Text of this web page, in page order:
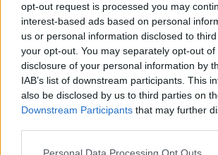
opt-out request is processed you may
interest-based ads based on personal
us or personal information disclosed to
your opt-out. You may separately opt-out
disclosure of your personal information by
IAB’s list of downstream participants. This
also be disclosed by us to third parties on
Downstream Participants that may further
Personal Data Processing Opt Outs